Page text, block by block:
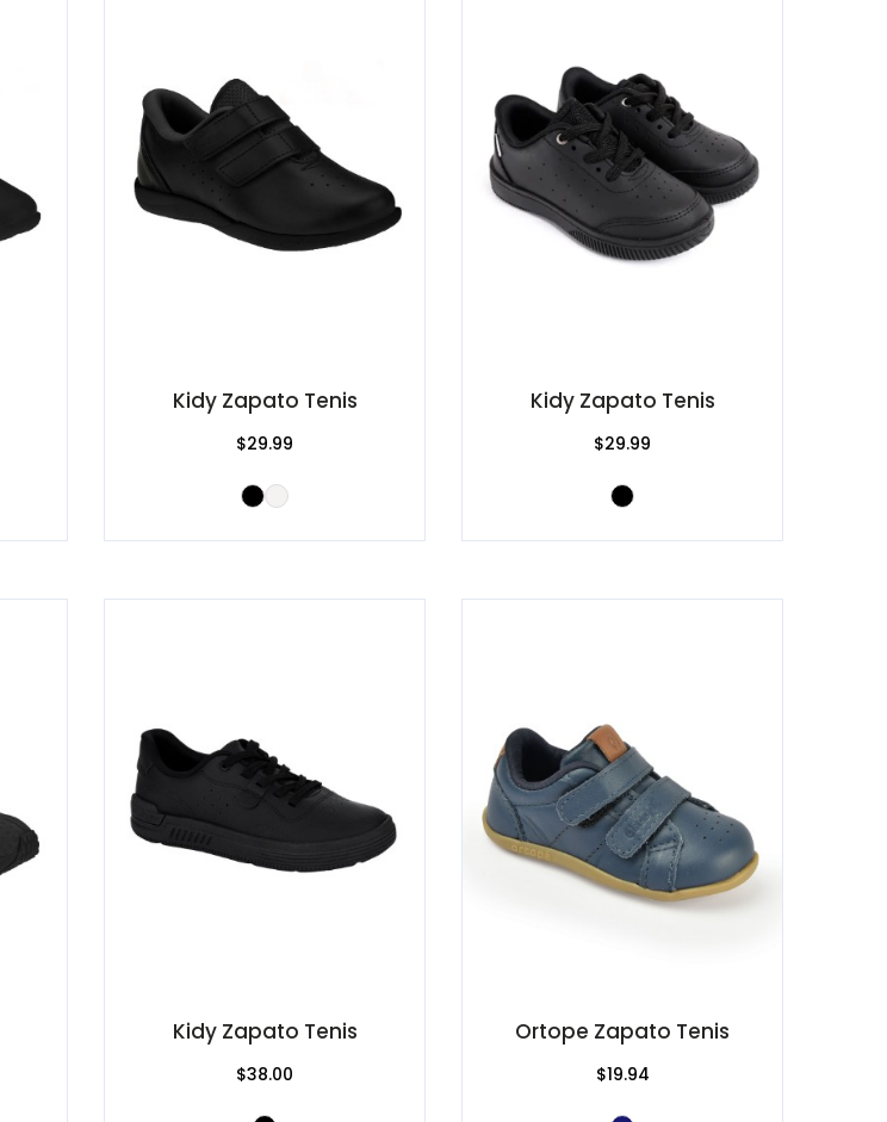
Kidy Zapato Tenis
$29.99
Kidy Zapato Tenis
$29.99
Kidy Zapato Tenis
$38.00
Ortope Zapato Tenis
$19.94